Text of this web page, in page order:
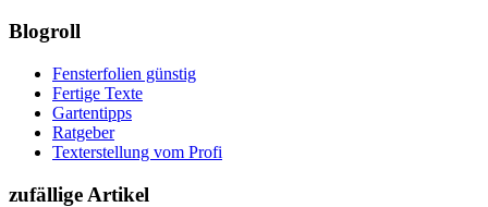
Blogroll
Fensterfolien günstig
Fertige Texte
Gartentipps
Ratgeber
Texterstellung vom Profi
zufällige Artikel